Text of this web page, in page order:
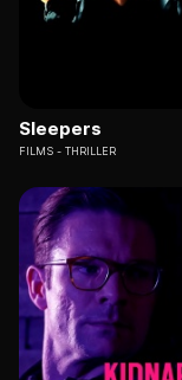
Sleepers
FILMS THRILLER